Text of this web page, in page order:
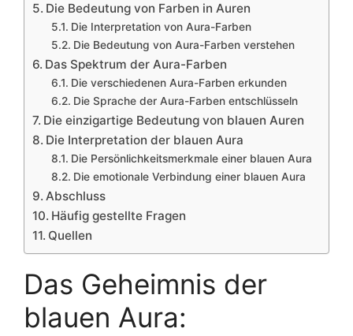
Die Bedeutung von Farben in Auren
Die Interpretation von Aura-Farben
Die Bedeutung von Aura-Farben verstehen
Das Spektrum der Aura-Farben
Die verschiedenen Aura-Farben erkunden
Die Sprache der Aura-Farben entschlüsseln
Die einzigartige Bedeutung von blauen Auren
Die Interpretation der blauen Aura
Die Persönlichkeitsmerkmale einer blauen Aura
Die emotionale Verbindung einer blauen Aura
Abschluss
Häufig gestellte Fragen
Quellen
Das Geheimnis der
blauen Aura: